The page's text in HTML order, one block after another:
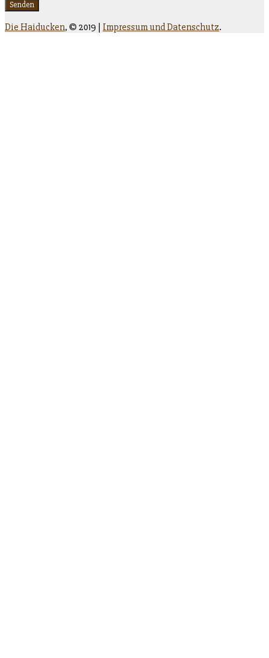
Die Haiducken, © 2019 | Impressum und Datenschutz.